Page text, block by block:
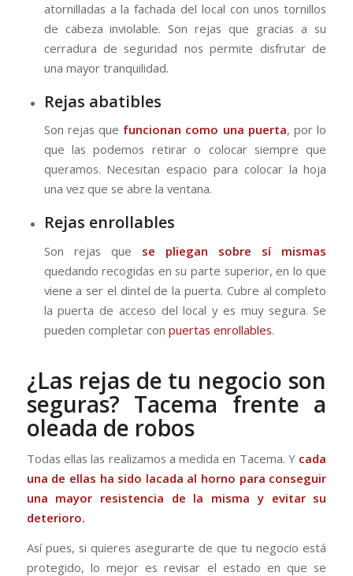
atornilladas a la fachada del local con unos tornillos
de cabeza inviolable. Son rejas que gracias a su
cerradura de seguridad nos permite disfrutar de
una mayor tranquilidad.
Rejas abatibles
Son rejas que funcionan como una puerta, por lo
que las podemos retirar o colocar siempre que
queramos. Necesitan espacio para colocar la hoja
una vez que se abre la ventana.
Rejas enrollables
Son rejas que se pliegan sobre sí mismas
quedando recogidas en su parte superior, en lo que
viene a ser el dintel de la puerta. Cubre al completo
la puerta de acceso del local y es muy segura. Se
pueden completar con puertas enrollables.
¿Las rejas de tu negocio son
seguras? Tacema frente a
oleada de robos
Todas ellas las realizamos a medida en Tacema. Y cada
una de ellas ha sido lacada al horno para conseguir
una mayor resistencia de la misma y evitar su
deterioro.
Así pues, si quieres asegurarte de que tu negocio está
protegido, lo mejor es revisar el estado en que se